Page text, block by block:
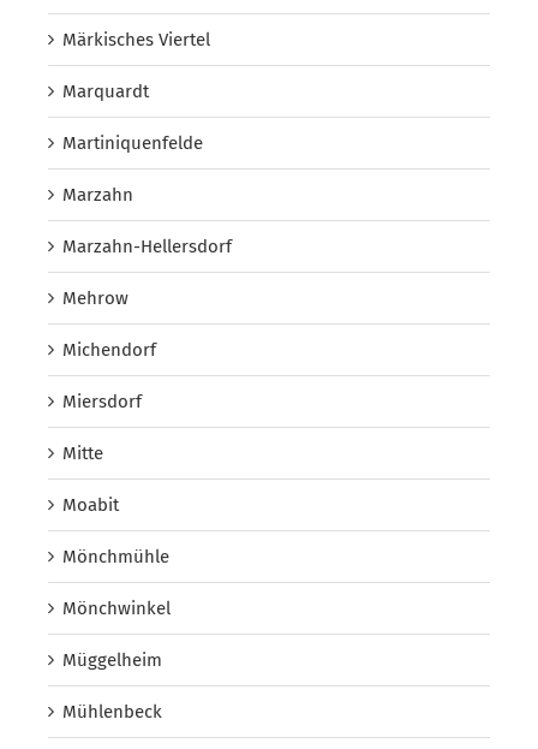
Märkisches Viertel
Marquardt
Martiniquenfelde
Marzahn
Marzahn-Hellersdorf
Mehrow
Michendorf
Miersdorf
Mitte
Moabit
Mönchmühle
Mönchwinkel
Müggelheim
Mühlenbeck